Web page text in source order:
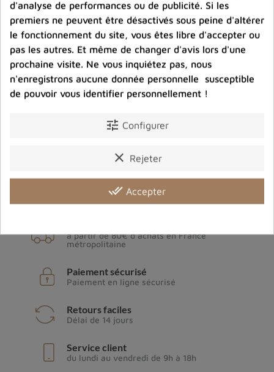
à partir de 80€ d'achats en France
métropolitaine
Paiement sécurisé
Paiement en ligne sécurisé
Retours faciles
Délai de 14 jours
Service client
du lundi au vendredi de 9h à 18h
d'analyse de performances ou de publicité. Si les
premiers ne peuvent être désactivés sous peine d'altérer
le fonctionnement du site, vous êtes libre d'accepter ou
pas les autres. Et même de changer d'avis lors d'une
prochaine visite. Ne vous inquiétez pas, nous
n'enregistrons aucune donnée personnelle susceptible
de pouvoir vous identifier personnellement !
tune Configurer
clear Rejeter
done_all Accepter